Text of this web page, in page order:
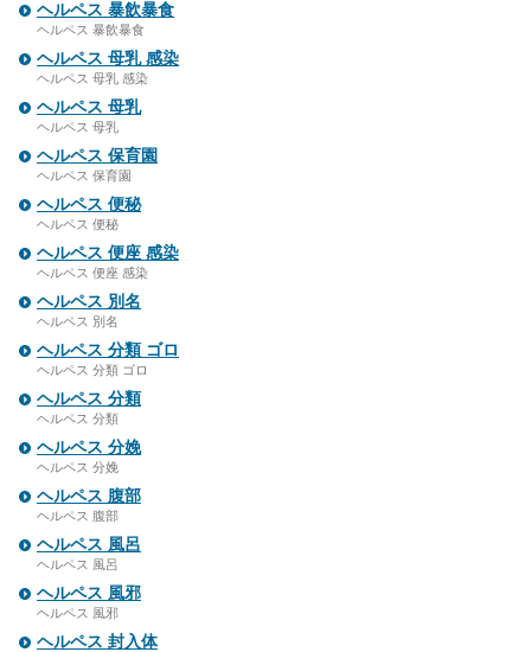
ヘルペス 暴飲暴食
ヘルペス 暴飲暴食
ヘルペス 母乳 感染
ヘルペス 母乳 感染
ヘルペス 母乳
ヘルペス 母乳
ヘルペス 保育園
ヘルペス 保育園
ヘルペス 便秘
ヘルペス 便秘
ヘルペス 便座 感染
ヘルペス 便座 感染
ヘルペス 別名
ヘルペス 別名
ヘルペス 分類 ゴロ
ヘルペス 分類 ゴロ
ヘルペス 分類
ヘルペス 分類
ヘルペス 分娩
ヘルペス 分娩
ヘルペス 腹部
ヘルペス 腹部
ヘルペス 風呂
ヘルペス 風呂
ヘルペス 風邪
ヘルペス 風邪
ヘルペス 封入体